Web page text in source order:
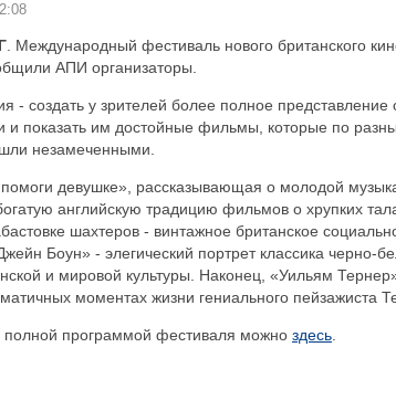
. Международный фестиваль нового британского
АПИ организаторы.
- создать у зрителей более полное представление
и показать им достойные фильмы, которые по
незамеченными.
девушке», рассказывающая о молодой
английскую традицию фильмов о хрупких
шахтеров - винтажное британское
Боун» - элегический портрет классика черно-
и мировой культуры. Наконец, «Уильям
моментах жизни гениального пейзажиста
полной программой фестиваля можно здесь